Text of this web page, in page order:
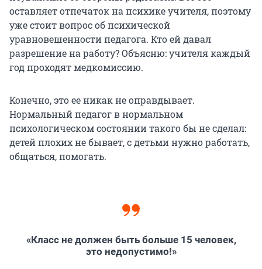
оставляет отпечаток на психике учителя, поэтому
уже стоит вопрос об психической
уравновешенности педагога. Кто ей давал
разрешение на работу? Объясню: учителя каждый
год проходят медкомиссию.
Конечно, это ее никак не оправдывает.
Нормальный педагог в нормальном
психологическом состоянии такого бы не сделал:
детей плохих не бывает, с детьми нужно работать,
общаться, помогать.
«Класс не должен быть больше 15 человек,
это недопустимо!»